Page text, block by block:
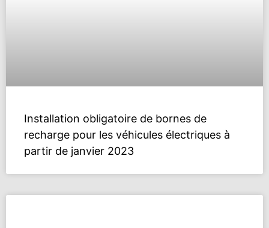
Installation obligatoire de bornes de
recharge pour les véhicules électriques à
partir de janvier 2023